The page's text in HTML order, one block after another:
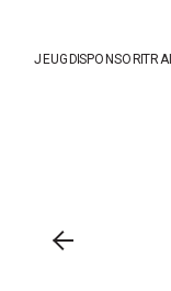
JEUGDSPONSOR